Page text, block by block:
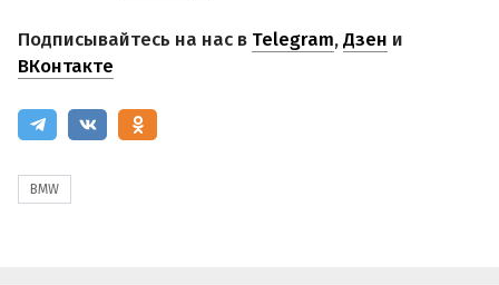
Подписывайтесь на нас в Telegram,Дзен и
ВКонтакте
BMW